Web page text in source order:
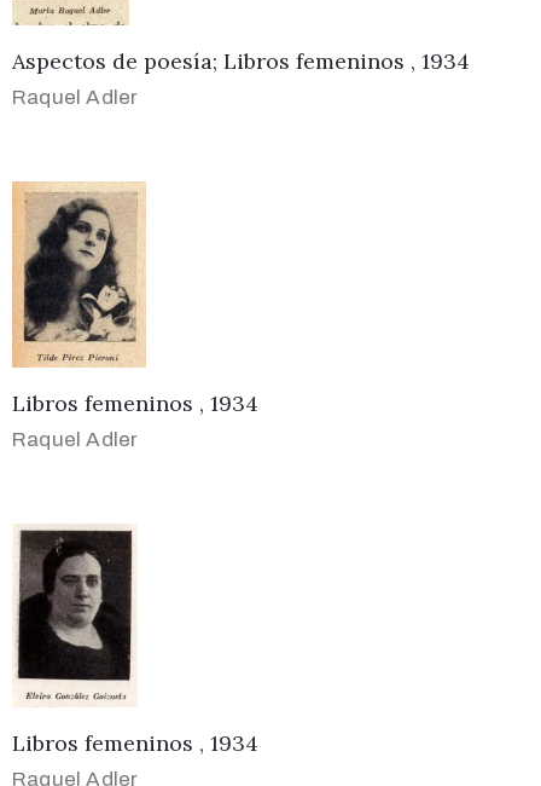
Aspectos de poesía; Libros femeninos , 1934
Raquel Adler
Libros femeninos , 1934
Raquel Adler
Libros femeninos , 1934
Raquel Adler